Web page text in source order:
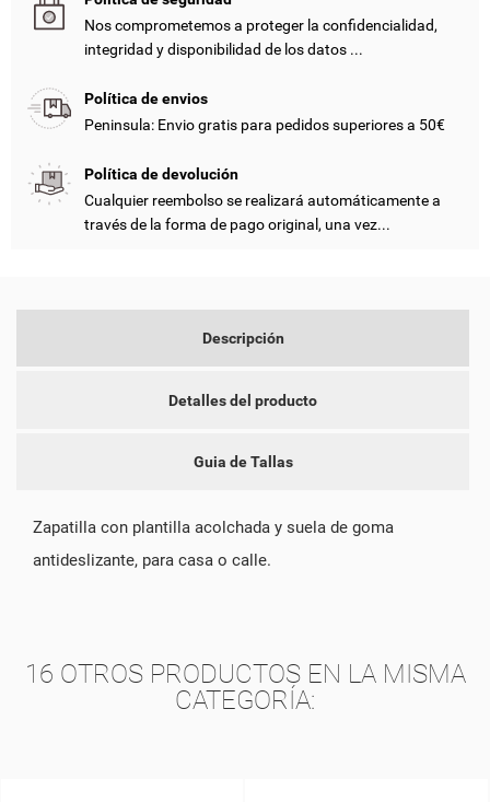
Nos comprometemos a proteger la confidencialidad,
integridad y disponibilidad de los datos ...
Política de envios
Peninsula: Envio gratis para pedidos superiores a 50€
Política de devolución
Cualquier reembolso se realizará automáticamente a
través de la forma de pago original, una vez...
Descripción
Detalles del producto
Guia de Tallas
Zapatilla con plantilla acolchada y suela de goma
antideslizante, para casa o calle.
16 OTROS PRODUCTOS EN LA MISMA
CATEGORÍA:
MY WISHLISTS
((TITLE))
((LABEL))
((CANCELTEXT))
INICIAR SESIÓN
DEBE INICIAR SESIÓN PARA GUARDAR PRODUCTOS EN SU